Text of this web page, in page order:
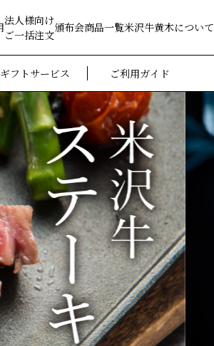
法人様向け
ご一括注文
頒布会商品一覧米沢牛黄木について
ギフトサービス ご利用ガイド